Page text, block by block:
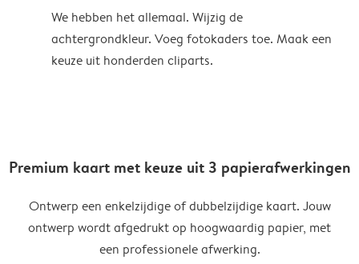
We hebben het allemaal. Wijzig de
achtergrondkleur. Voeg fotokaders toe. Maak een
keuze uit honderden cliparts.
Premium kaart met keuze uit 3 papierafwerkingen
Ontwerp een enkelzijdige of dubbelzijdige kaart. Jouw
ontwerp wordt afgedrukt op hoogwaardig papier, met
een professionele afwerking.